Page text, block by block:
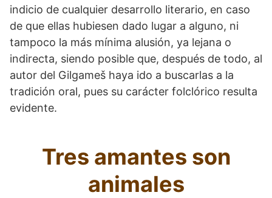
indicio de cualquier desarrollo literario, en caso
de que ellas hubiesen dado lugar a alguno, ni
tampoco la más mínima alusión, ya lejana o
indirecta, siendo posible que, después de todo, al
autor del Gilgameš haya ido a buscarlas a la
tradición oral, pues su carácter folclórico resulta
evidente.
Tres amantes son
animales